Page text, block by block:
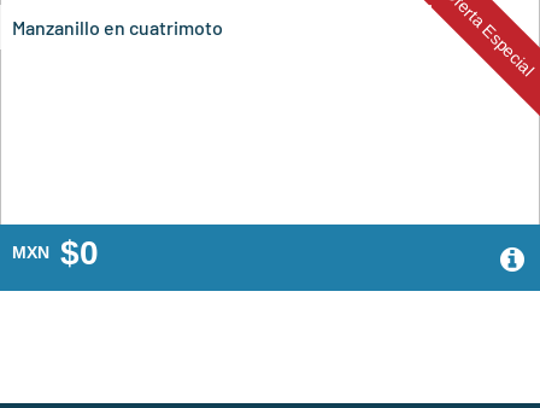
Oferta Especial
Tour de ciudad en Manzanillo
MXN $0